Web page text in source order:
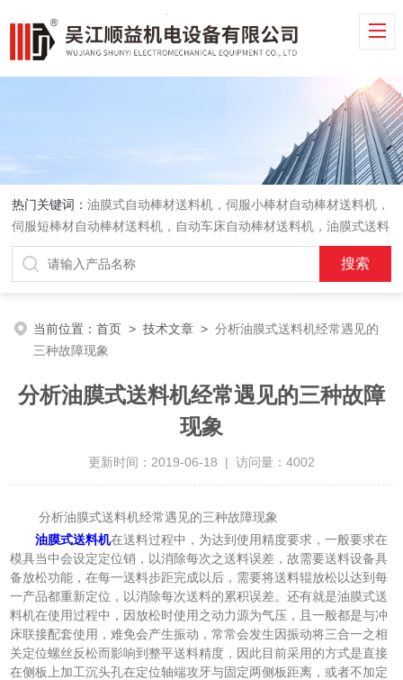
热门关键词：油膜式自动棒材送料机，伺服小棒材自动棒材送料机，
伺服短棒材自动棒材送料机，自动车床自动棒材送料机，油膜式送料
机，车床送料机
当前位置：首页 >技术文章 >分析油膜式送料机经常遇见的
三种故障现象
分析油膜式送料机经常遇见的三种故障
现象
更新时间：2019-06-18 | 访问量：4002
分析油膜式送料机经常遇见的三种故障现象
油膜式送料机在送料过程中，为达到使用精度要求，一般要求在
模具当中会设定定位销，以消除每次之送料误差，故需要送料设备具
备放松功能，在每一送料步距完成以后，需要将送料辊放松以达到每
一产品都重新定位，以消除每次送料的累积误差。还有就是油膜式送
料机在使用过程中，因放松时使用之动力源为气压，且一般都是与冲
床联接配套使用，难免会产生振动，常常会发生因振动将三合一之相
关定位螺丝反松而影响到整平送料精度，因此目前采用的方式是直接
在侧板上加工沉头孔在定位轴端攻牙与固定两侧板距离，或者不加定